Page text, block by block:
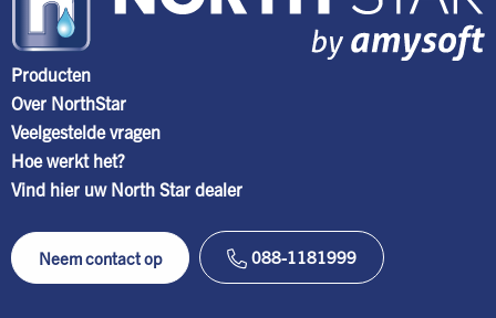
Producten
Over NorthStar
Veelgestelde vragen
Hoe werkt het?
Vind hier uw North Star dealer
Neem contact op 088-1181999